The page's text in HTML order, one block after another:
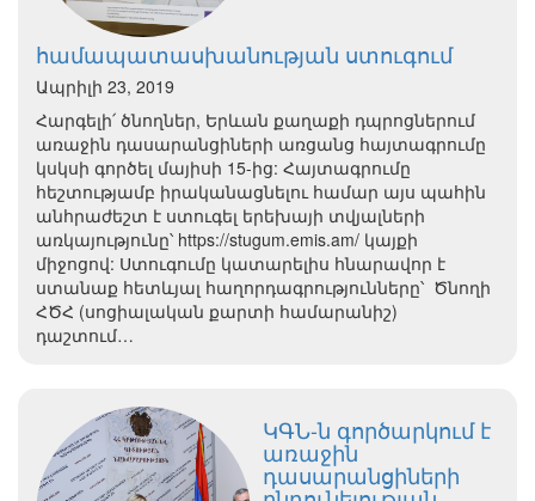
համապատասխանության ստուգում
Ապրիլի 23, 2019
Հարգելի՛ ծնողներ, Երևան քաղաքի դպրոցներում
առաջին դասարանցիների առցանց հայտագրումը
կսկսի գործել մայիսի 15-ից: Հայտագրումը
հեշտությամբ իրականացնելու համար այս պահին
անհրաժեշտ է ստուգել երեխայի տվյալների
առկայությունը՝ https://stugum.emis.am/ կայքի
միջոցով: Ստուգումը կատարելիս հնարավոր է
ստանաք հետևյալ հաղորդագրությունները՝ Ծնողի
ՀԾՀ (սոցիալական քարտի համարանիշ)
դաշտում…
ԿԳՆ-ն գործարկում է
առաջին
դասարանցիների